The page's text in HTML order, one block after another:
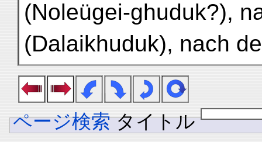
(Noleügei-ghuduk?),
(Dalaikhuduk), nach
ページ検索 タイトル